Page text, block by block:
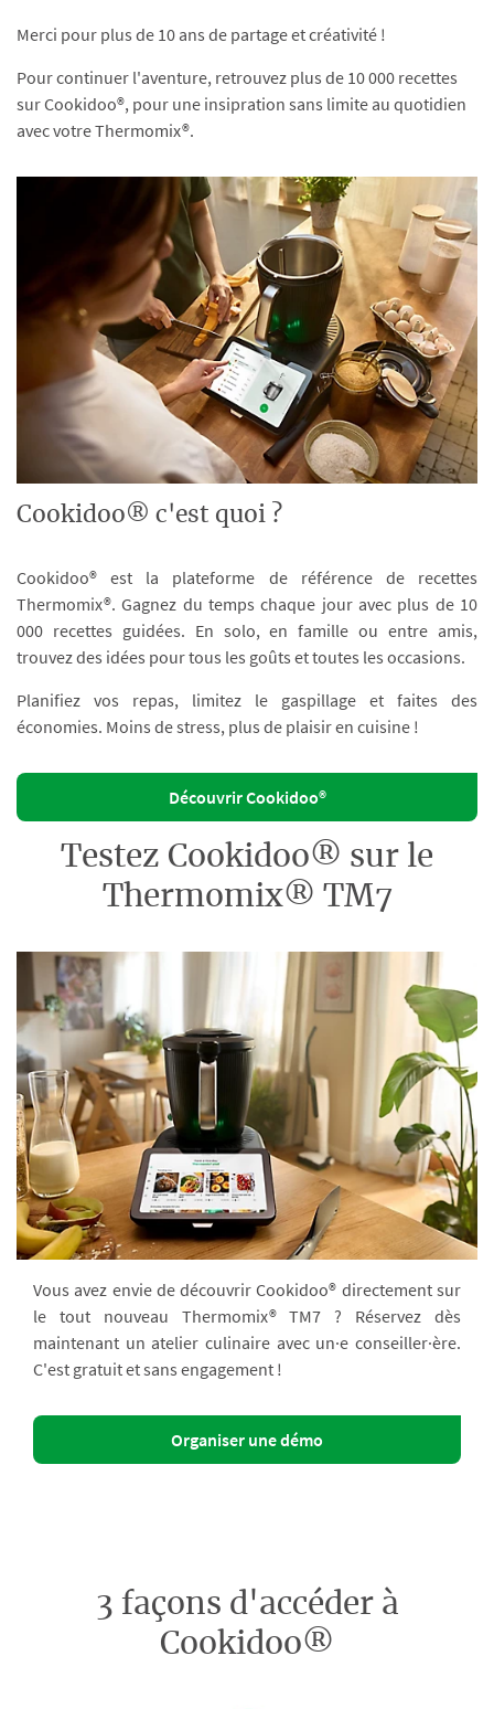
Merci pour plus de 10 ans de partage et créativité !
Pour continuer l'aventure, retrouvez plus de 10 000 recettes
sur Cookidoo®, pour une insipration sans limite au quotidien
avec votre Thermomix®.
Cookidoo® c'est quoi ?
Cookidoo® est la plateforme de référence de recettes
Thermomix®. Gagnez du temps chaque jour avec plus de 10
000 recettes guidées. En solo, en famille ou entre amis,
trouvez des idées pour tous les goûts et toutes les occasions.
Planifiez vos repas, limitez le gaspillage et faites des
économies. Moins de stress, plus de plaisir en cuisine !
Découvrir Cookidoo®
Testez Cookidoo® sur le
Thermomix® TM7
Vous avez envie de découvrir Cookidoo® directement sur
le tout nouveau Thermomix® TM7 ? Réservez dès
maintenant un atelier culinaire avec un·e conseiller·ère.
C'est gratuit et sans engagement !
Organiser une démo
3 façons d'accéder à
Cookidoo®